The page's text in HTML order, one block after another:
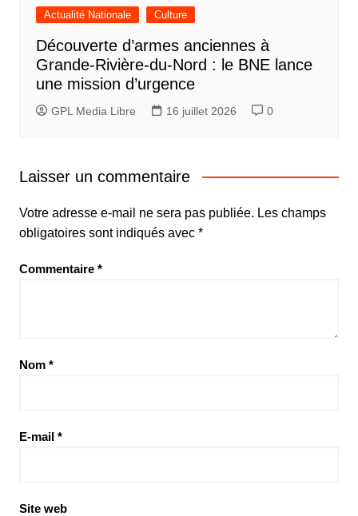
Actualité Nationale Culture
Découverte d’armes anciennes à
Grande-Rivière-du-Nord : le BNE lance
une mission d’urgence
GPL Media Libre 16 juillet 2026 0
Laisser un commentaire
Votre adresse e-mail ne sera pas publiée. Les champs
obligatoires sont indiqués avec *
Commentaire *
Nom *
E-mail *
Site web